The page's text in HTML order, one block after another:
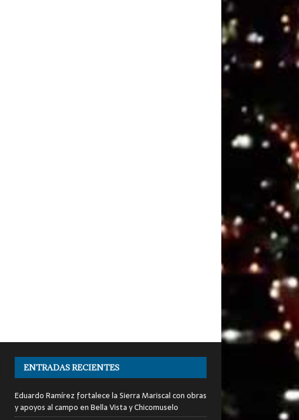
ENTRADAS RECIENTES
Eduardo Ramírez fortalece la Sierra Mariscal con obras
y apoyos al campo en Bella Vista y Chicomuselo